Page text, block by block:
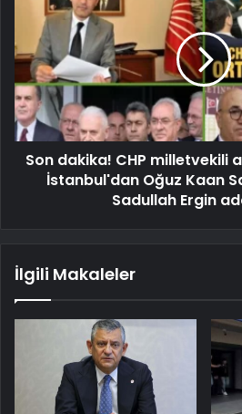
Son dakika! CHP milletvekili
İstanbul'dan Oğuz Kaan
Sadullah Ergin
İlgili Makaleler